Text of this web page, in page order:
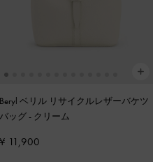
Beryl ベリル リサイクルレザーバケツ
バッグ- クリーム
¥ 11,900